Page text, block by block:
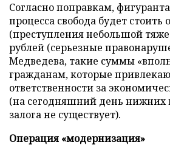
Согласно поправкам,
процесса свобода будет стоить
(преступления небольшой
рублей (серьезные
Медведева, такие суммы
гражданам, которые
ответственности за
(на сегодняшний день нижних
залога не существует).
Операция «модернизация»